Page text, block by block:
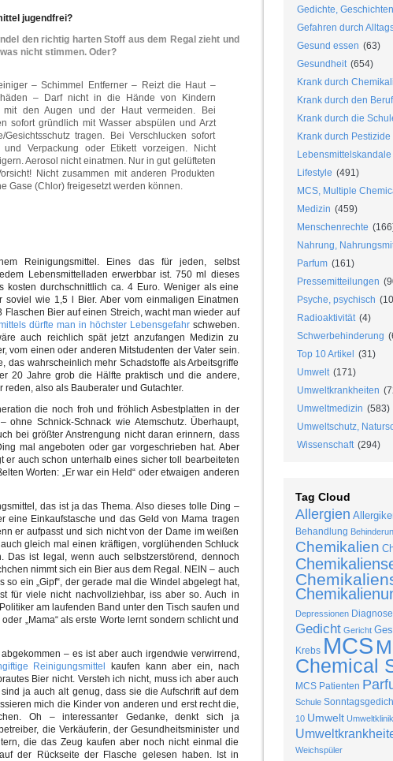
jugendfrei?
den richtig harten Stoff aus dem Regal zieht und
nicht stimmen. Oder?
– Schimmel Entferner – Reizt die Haut –
– Darf nicht in die Hände von Kindern
mit den Augen und der Haut vermeiden. Bei
sofort gründlich mit Wasser abspülen und Arzt
Gesichtsschutz tragen. Bei Verschlucken sofort
Verpackung oder Etikett vorzeigen. Nicht
Aerosol nicht einatmen. Nur in gut gelüfteten
Nicht zusammen mit anderen Produkten
Gase (Chlor) freigesetzt werden können.
Reinigungsmittel. Eines das für jeden, selbst
Lebensmittelladen erwerbbar ist. 750 ml dieses
kosten durchschnittlich ca. 4 Euro. Weniger als eine
soviel wie 1,5 l Bier. Aber vom einmaligen Einatmen
Flaschen Bier auf einen Streich, wacht man wieder auf
dürfte man in höchster Lebensgefahrschweben.
auch reichlich spät jetzt anzufangen Medizin zu
vom einen oder anderen Mitstudenten der Vater sein.
das wahrscheinlich mehr Schadstoffe als Arbeitsgriffe
20 Jahre grob die Hälfte praktisch und die andere,
reden, also als Bauberater und Gutachter.
die noch froh und fröhlich Asbestplatten in der
ohne Schnick-Schnack wie Atemschutz. Überhaupt,
bei größter Anstrengung nicht daran erinnern, dass
mal angeboten oder gar vorgeschrieben hat. Aber
er auch schon unterhalb eines sicher toll bearbeiteten
Worten: „Er war ein Held“ oder etwaigen anderen
das ist ja das Thema. Also dieses tolle Ding –
eine Einkaufstasche und das Geld von Mama tragen
er aufpasst und sich nicht von der Dame im weißen
gleich mal einen kräftigen, vorglühenden Schluck
Das ist legal, wenn auch selbstzerstörend, dennoch
nimmt sich ein Bier aus dem Regal. NEIN – auch
so ein „Gipf“, der gerade mal die Windel abgelegt hat,
für viele nicht nachvollziehbar, iss aber so. Auch in
am laufenden Band unter den Tisch saufen und
„Mama“ als erste Worte lernt sondern schlicht und
– es ist aber auch irgendwie verwirrend,
Reinigungsmittel
kaufen kann aber ein, nach
Bier nicht. Versteh ich nicht, muss ich aber auch
ja auch alt genug, dass sie die Aufschrift auf dem
mich die Kinder von anderen und erst recht die,
Oh – interessanter Gedanke, denkt sich ja
die Verkäuferin, der Gesundheitsminister und
die das Zeug kaufen aber noch nicht einmal die
der Rückseite der Flasche gelesen haben. Ist in
Gedichte, Geschichten
Gefahren durch
Gesund essen (63)
Gesundheit (654)
Krank durch
Krank durch den Beruf
Krank durch die
Krank durch Pestizide
Lebensmittelskandale
Lifestyle (491)
MCS, Multiple
Medizin (459)
Menschenrechte
Nahrung,
Parfum (161)
Pressemitteilungen
Psyche, psychisch
Radioaktivität (4)
Schwerbehinderung
Top 10 Artikel
(31)
Umwelt (171)
Umweltkrankheiten
Umweltmedizin (583)
Umweltschutz,
Wissenschaft (294)
Tag Cloud
Allergien
Behandlung
Chemikalien
Depressionen Diagnose
Gedicht Gericht
Krebs MCS
Chemical
MCS Patienten
Schule
10 Umwelt Umweltklinik
Weichspüler